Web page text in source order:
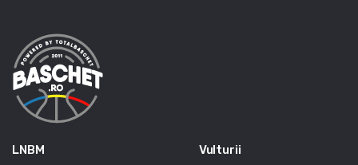
LNBM
Vulturii